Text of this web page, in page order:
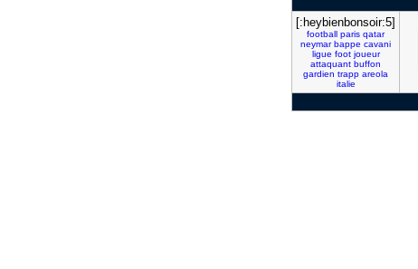
[:heybienbonsoir:5]
football paris qatar
neymar bappe cavani
ligue foot joueur
attaquant buffon
gardien trapp areola
italie